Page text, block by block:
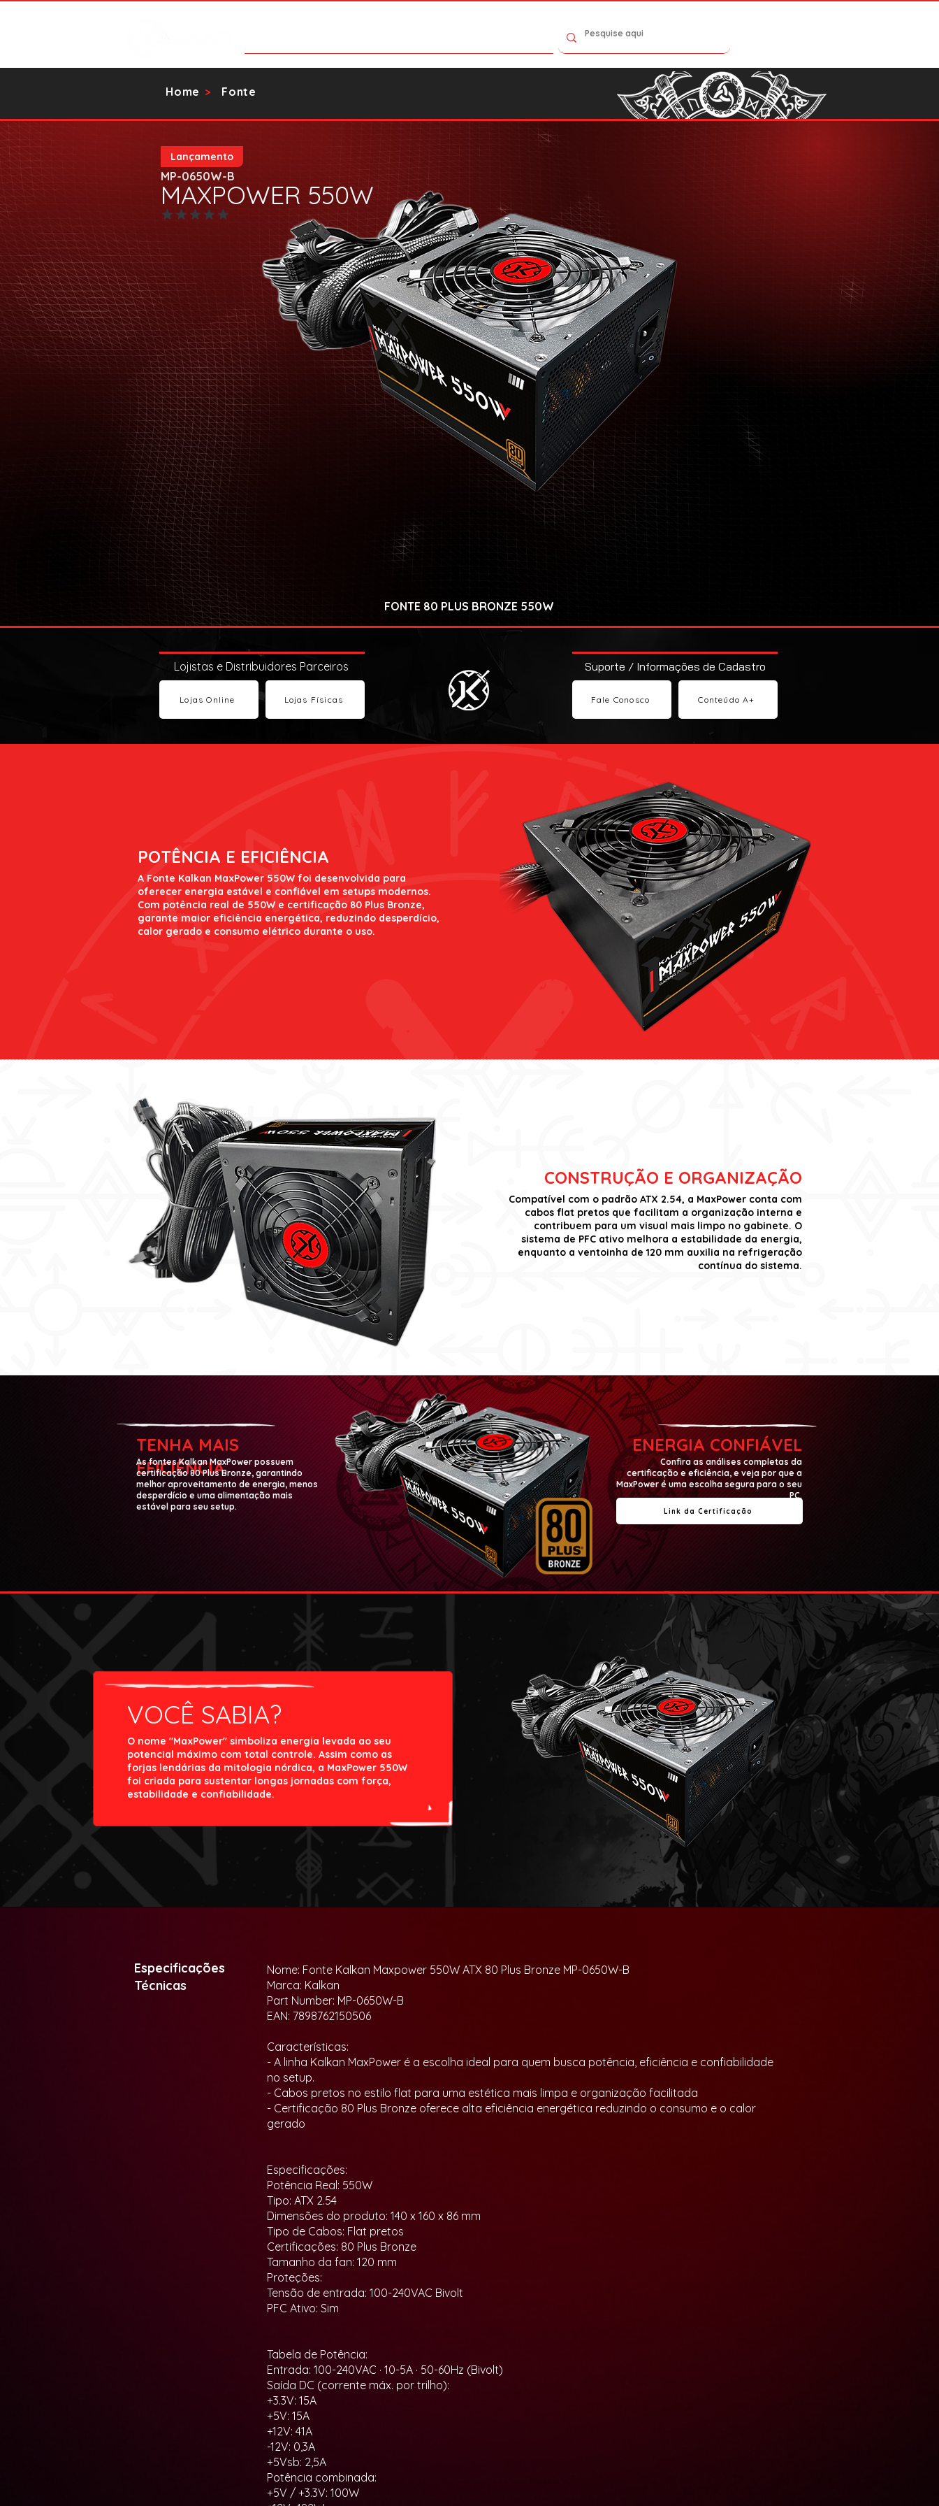
>
Home Fonte
MAXPOWER 550W
Ainda sem avaliações
MP-0650W-B
Lançamento
FONTE 80 PLUS BRONZE 550W
Lojistas e Distribuidores Parceiros
Lojas Online Lojas Físicas
Suporte / Informações de Cadastro
Fale Conosco Conteúdo A+
POTÊNCIA E EFICIÊNCIA
A Fonte Kalkan MaxPower 550W foi desenvolvida para
oferecer energia estável e confiável em setups modernos.
Com potência real de 550W e certificação 80 Plus Bronze,
garante maior eficiência energética, reduzindo desperdício,
calor gerado e consumo elétrico durante o uso.
CONSTRUÇÃO E ORGANIZAÇÃO
Compatível com o padrão ATX 2.54, a MaxPower conta com
cabos flat pretos que facilitam a organização interna e
contribuem para um visual mais limpo no gabinete. O
sistema de PFC ativo melhora a estabilidade da energia,
enquanto a ventoinha de 120 mm auxilia na refrigeração
contínua do sistema.
ENERGIA CONFIÁVEL
Link da Certificação
TENHA MAIS
EFICIÊNCIA
As fontes Kalkan MaxPower possuem
certificação 80 Plus Bronze, garantindo
melhor aproveitamento de energia, menos
desperdício e uma alimentação mais
estável para seu setup.
Confira as análises completas da
certificação e eficiência, e veja por que a
MaxPower é uma escolha segura para o seu
PC.
VOCÊ SABIA?
O nome "MaxPower" simboliza energia levada ao seu
potencial máximo com total controle. Assim como as
forjas lendárias da mitologia nórdica, a MaxPower 550W
foi criada para sustentar longas jornadas com força,
estabilidade e confiabilidade.
Especificações
Técnicas
Nome: Fonte Kalkan Maxpower 550W ATX 80 Plus Bronze MP-0650W-B
Marca: Kalkan
Part Number: MP-0650W-B
EAN: 7898762150506
Características:
- A linha Kalkan MaxPower é a escolha ideal para quem busca potência, eficiência e confiabilidade
no setup.
- Cabos pretos no estilo flat para uma estética mais limpa e organização facilitada
- Certificação 80 Plus Bronze oferece alta eficiência energética reduzindo o consumo e o calor
gerado
Especificações:
Potência Real: 550W
Tipo: ATX 2.54
Dimensões do produto: 140 x 160 x 86 mm
Tipo de Cabos: Flat pretos
Certificações: 80 Plus Bronze
Tamanho da fan: 120 mm
Proteções:
Tensão de entrada: 100-240VAC Bivolt
PFC Ativo: Sim
Tabela de Potência:
Entrada: 100-240VAC · 10-5A · 50-60Hz (Bivolt)
Saída DC (corrente máx. por trilho):
+3.3V: 15A
+5V: 15A
+12V: 41A
-12V: 0,3A
+5Vsb: 2,5A
Potência combinada:
+5V / +3.3V: 100W